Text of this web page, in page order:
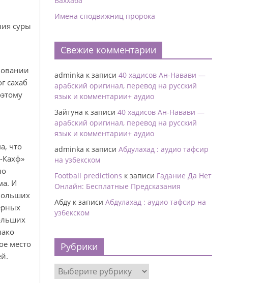
суры
сахаб
что
И
место
Имена сподвижниц пророка
Свежие комментарии
adminka к записи 40 хадисов Ан-Навави —
арабский оригинал, перевод на русский
язык и комментарии+ аудио
Зайтуна к записи 40 хадисов Ан-Навави —
арабский оригинал, перевод на русский
язык и комментарии+ аудио
adminka к записи Абдулахад : аудио тафсир
на узбекском
Football predictions к записи Гадание Да Нет
Онлайн: Бесплатные Предсказания
Абду к записи Абдулахад : аудио тафсир на
узбекском
Рубрики